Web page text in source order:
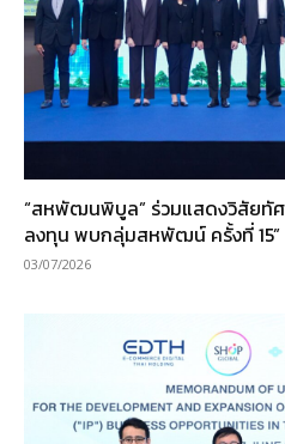
“สหพัฒนพิบูล” ร่วมแสดงวิสัยทัศ
ลงทุน พบกลุ่มสหพัฒน์ ครั้งที่ 15”
03/07/2026